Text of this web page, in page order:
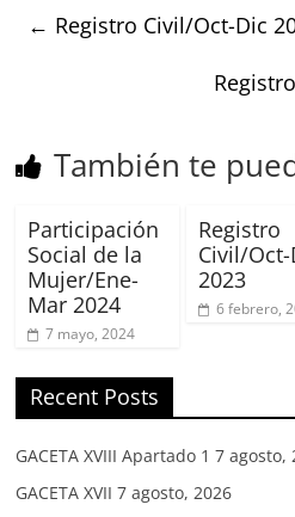
← Registro Civil/Oct-Dic
También te
Participación
Social de la
Mujer/Ene-
Mar 2024
7 mayo, 2024
Registro
Civil/Oct-
2023
6 febrero,
Recent Posts
GACETA XVIII Apartado 1 7 agosto,
GACETA XVII 7 agosto, 2026